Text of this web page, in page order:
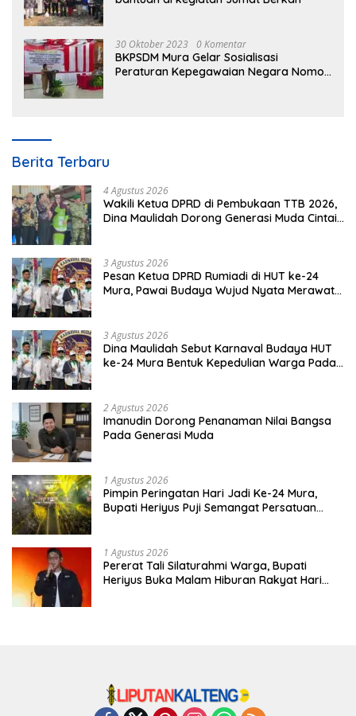
30 Oktober 2023 0 Komentar
BKPSDM Mura Gelar Sosialisasi
Peraturan Kepegawaian Negara Nomor
Berita Terbaru
4 Agustus 2026
Wakili Ketua DPRD di Pembukaan TTB 2026,
Dina Maulidah Dorong Generasi Muda Cintai
3 Agustus 2026
Pesan Ketua DPRD Rumiadi di HUT ke-24
Mura, Pawai Budaya Wujud Nyata Merawat
3 Agustus 2026
Dina Maulidah Sebut Karnaval Budaya HUT
ke-24 Mura Bentuk Kepedulian Warga Pada
2 Agustus 2026
Imanudin Dorong Penanaman Nilai Bangsa
Pada Generasi Muda
1 Agustus 2026
Pimpin Peringatan Hari Jadi Ke-24 Mura,
Bupati Heriyus Puji Semangat Persatuan
1 Agustus 2026
Pererat Tali Silaturahmi Warga, Bupati
Heriyus Buka Malam Hiburan Rakyat Hari